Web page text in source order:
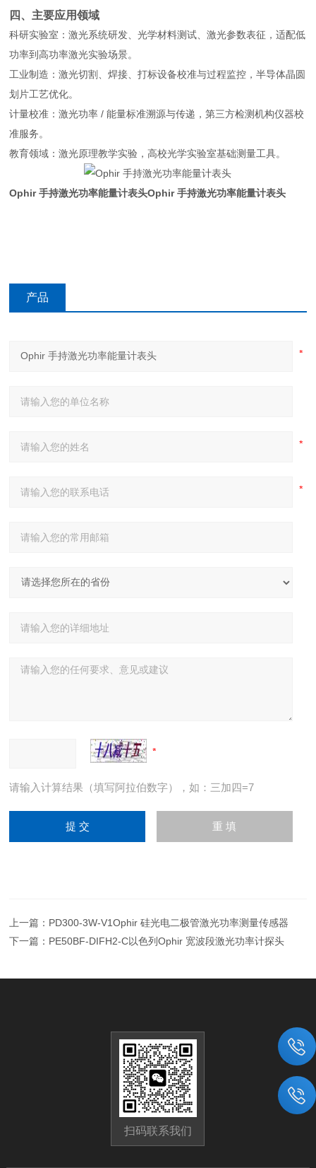
四、主要应用领域
科研实验室：激光系统研发、光学材料测试、激光参数表征，适配低
功率到高功率激光实验场景。
工业制造：激光切割、焊接、打标设备校准与过程监控，半导体晶圆
划片工艺优化。
计量校准：激光功率 / 能量标准溯源与传递，第三方检测机构仪器校
准服务。
教育领域：激光原理教学实验，高校光学实验室基础测量工具。
Ophir 手持激光功率能量计表头Ophir 手持激光功率能量计表头
产品
请输入计算结果（填写阿拉伯数字），如：三加四=7
上一篇： PD300-3W-V1Ophir 硅光电二极管激光功率测量传感器
下一篇： PE50BF-DIFH2-C以色列Ophir 宽波段激光功率计探头
扫码联系我们